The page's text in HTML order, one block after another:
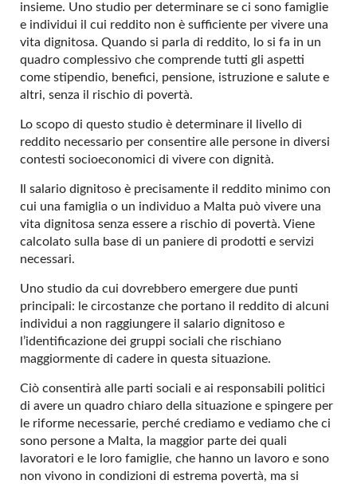
insieme. Uno studio per determinare se ci sono famiglie
e individui il cui reddito non è sufficiente per vivere una
vita dignitosa. Quando si parla di reddito, lo si fa in un
quadro complessivo che comprende tutti gli aspetti
come stipendio, benefici, pensione, istruzione e salute e
altri, senza il rischio di povertà.
Lo scopo di questo studio è determinare il livello di
reddito necessario per consentire alle persone in diversi
contesti socioeconomici di vivere con dignità.
Il salario dignitoso è precisamente il reddito minimo con
cui una famiglia o un individuo a Malta può vivere una
vita dignitosa senza essere a rischio di povertà. Viene
calcolato sulla base di un paniere di prodotti e servizi
necessari.
Uno studio da cui dovrebbero emergere due punti
principali: le circostanze che portano il reddito di alcuni
individui a non raggiungere il salario dignitoso e
l’identificazione dei gruppi sociali che rischiano
maggiormente di cadere in questa situazione.
Ciò consentirà alle parti sociali e ai responsabili politici
di avere un quadro chiaro della situazione e spingere per
le riforme necessarie, perché crediamo e vediamo che ci
sono persone a Malta, la maggior parte dei quali
lavoratori e le loro famiglie, che hanno un lavoro e sono
non vivono in condizioni di estrema povertà, ma si